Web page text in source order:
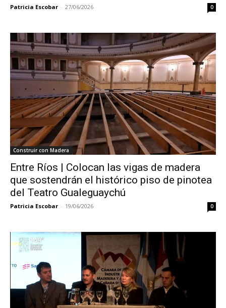
Patricia Escobar - 27/06/2026 0
Construir con Madera
Entre Ríos | Colocan las vigas de madera
que sostendrán el histórico piso de pinotea
del Teatro Gualeguaychú
Patricia Escobar - 19/06/2026 0